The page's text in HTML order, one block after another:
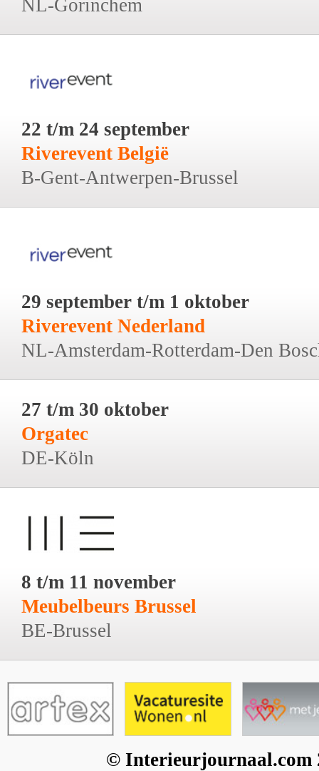
NL-Gorinchem
22 t/m 24 september
Riverevent België
B-Gent-Antwerpen-Brussel
29 september t/m 1 oktober
Riverevent Nederland
NL-Amsterdam-Rotterdam-Den
27 t/m 30 oktober
Orgatec
DE-Köln
8 t/m 11 november
Meubelbeurs Brussel
BE-Brussel
© Interieurjournaal.com